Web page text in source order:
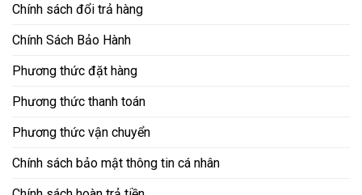
Chính sách đổi trả hàng
Chính Sách Bảo Hành
Phương thức đặt hàng
Phương thức thanh toán
Phương thức vận chuyển
Chính sách bảo mật thông tin cá nhân